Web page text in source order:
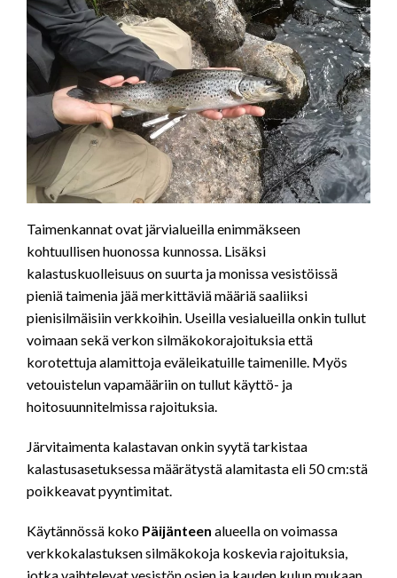
Taimenkannat ovat järvialueilla enimmäkseen
kohtuullisen huonossa kunnossa. Lisäksi
kalastuskuolleisuus on suurta ja monissa vesistöissä
pieniä taimenia jää merkittäviä määriä saaliiksi
pienisilmäisiin verkkoihin. Useilla vesialueilla onkin tullut
voimaan sekä verkon silmäkokorajoituksia että
korotettuja alamittoja eväleikatuille taimenille. Myös
vetouistelun vapamääriin on tullut käyttö- ja
hoitosuunnitelmissa rajoituksia.
Järvitaimenta kalastavan onkin syytä tarkistaa
kalastusasetuksessa määrätystä alamitasta eli 50 cm:stä
poikkeavat pyyntimitat.
Käytännössä koko Päijänteen alueella on voimassa
verkkokalastuksen silmäkokoja koskevia rajoituksia,